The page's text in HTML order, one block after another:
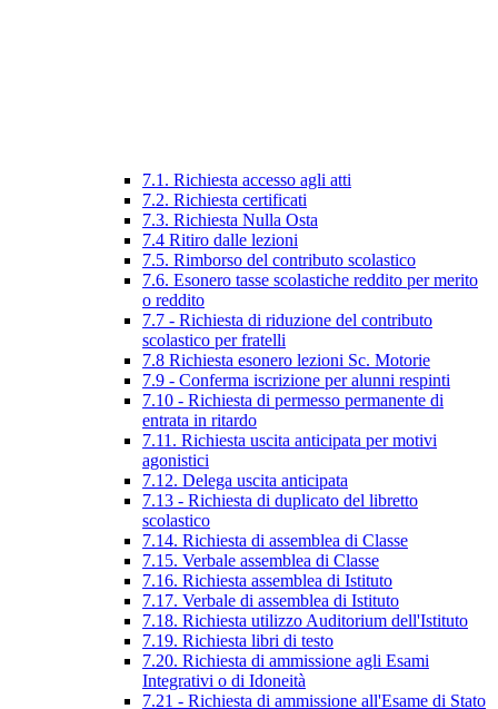
7.1. Richiesta accesso agli atti
7.2. Richiesta certificati
7.3. Richiesta Nulla Osta
7.4 Ritiro dalle lezioni
7.5. Rimborso del contributo scolastico
7.6. Esonero tasse scolastiche reddito per merito
o reddito
7.7 - Richiesta di riduzione del contributo
scolastico per fratelli
7.8 Richiesta esonero lezioni Sc. Motorie
7.9 - Conferma iscrizione per alunni respinti
7.10 - Richiesta di permesso permanente di
entrata in ritardo
7.11. Richiesta uscita anticipata per motivi
agonistici
7.12. Delega uscita anticipata
7.13 - Richiesta di duplicato del libretto
scolastico
7.14. Richiesta di assemblea di Classe
7.15. Verbale assemblea di Classe
7.16. Richiesta assemblea di Istituto
7.17. Verbale di assemblea di Istituto
7.18. Richiesta utilizzo Auditorium dell'Istituto
7.19. Richiesta libri di testo
7.20. Richiesta di ammissione agli Esami
Integrativi o di Idoneità
7.21 - Richiesta di ammissione all'Esame di Stato